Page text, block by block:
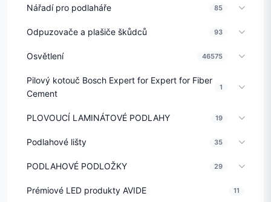
Nářadí pro podlaháře 85
Odpuzovače a plašiče škůdců 93
Osvětlení 46575
Pilový kotouč Bosch Expert for Expert for Fiber
Cement
1
PLOVOUCÍ LAMINÁTOVÉ PODLAHY 19
Podlahové lišty 35
PODLAHOVÉ PODLOŽKY 29
Prémiové LED produkty AVIDE 11